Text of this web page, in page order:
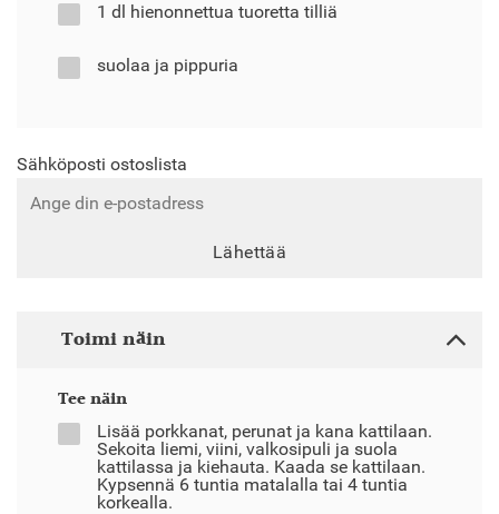
1 dl hienonnettua tuoretta tilliä
suolaa ja pippuria
Sähköposti ostoslista
Lähettää
Toimi näin
Tee näin
Lisää porkkanat, perunat ja kana kattilaan.
Sekoita liemi, viini, valkosipuli ja suola
kattilassa ja kiehauta. Kaada se kattilaan.
Kypsennä 6 tuntia matalalla tai 4 tuntia
korkealla.